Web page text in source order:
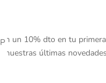
un 10% dto en tu primera
nuestras últimas novedades